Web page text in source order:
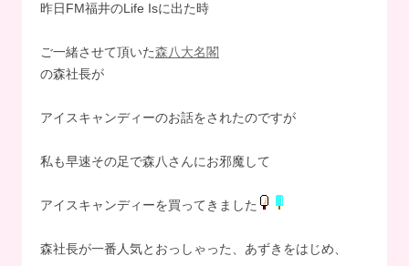
昨日FM福井のLife Isに出た時
ご一緒させて頂いた森八大名閣
の森社長が
アイスキャンディーのお話をされたのですが
私も早速その足で森八さんにお邪魔して
アイスキャンディーを買ってきました
森社長が一番人気とおっしゃった、あずきをはじめ、